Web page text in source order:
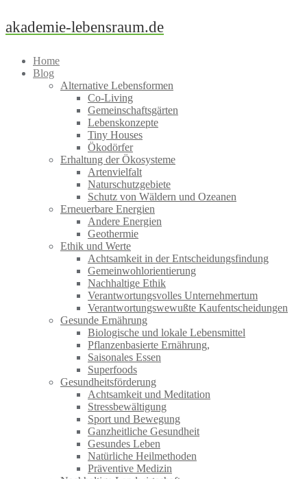
Skip
to
akademie-lebensraum.de
Home
Blog
Alternative Lebensformen
Co-Living
Gemeinschaftsgärten
Lebenskonzepte
Tiny Houses
Ökodörfer
Erhaltung der Ökosysteme
Artenvielfalt
Naturschutzgebiete
Schutz von Wäldern und Ozeanen
Erneuerbare Energien
Andere Energien
Geothermie
Ethik und Werte
Achtsamkeit in der Entscheidungsfindung
Gemeinwohlorientierung
Nachhaltige Ethik
Verantwortungsvolles Unternehmertum
Verantwortungswewußte Kaufentscheidungen
Gesunde Ernährung
Biologische und lokale Lebensmittel
Pflanzenbasierte Ernährung,
Saisonales Essen
Superfoods
Gesundheitsförderung
Achtsamkeit und Meditation
Stressbewältigung
Sport und Bewegung
Ganzheitliche Gesundheit
Gesundes Leben
Natürliche Heilmethoden
Präventive Medizin